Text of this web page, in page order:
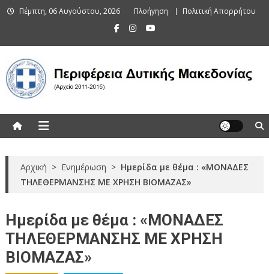
Skip Πέμπτη, 06 Αυγούστου, 2026 Πλοήγηση Πολιτική Απορρήτου
Αρχική > Ενημέρωση > Ημερίδα με θέμα : «ΜΟΝΑΔΕΣ
ΤΗΛΕΘΕΡΜΑΝΣΗΣ ΜΕ ΧΡΗΣΗ ΒΙΟΜΑΖΑΣ»
Ημερίδα με θέμα : «ΜΟΝΑΔΕΣ
ΤΗΛΕΘΕΡΜΑΝΣΗΣ ΜΕ ΧΡΗΣΗ
ΒΙΟΜΑΖΑΣ»